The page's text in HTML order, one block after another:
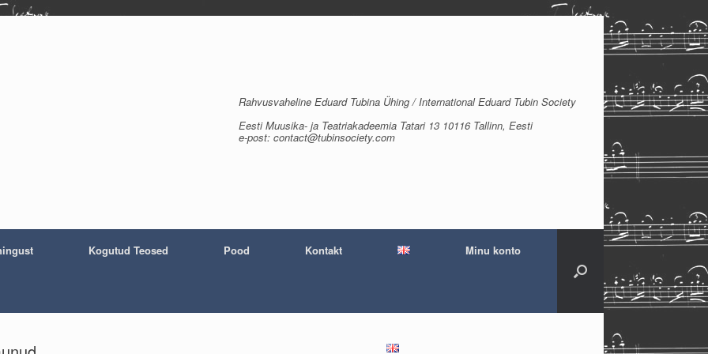
Rahvusvaheline Eduard Tubina Ühing / International Eduard Tubin Society
Eesti Muusika- ja Teatriakadeemia Tatari 13 10116 Tallinn, Eesti
e-post: contact@tubinsociety.com
Kogutud Teosed Pood Kontakt Minu konto